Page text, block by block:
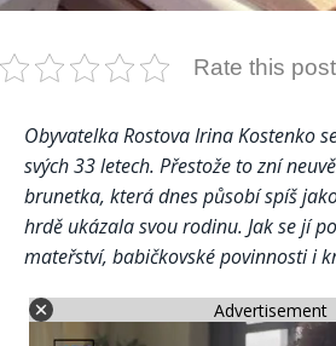
Rate this post
Obyvatelka Rostova Irina Kostenko
svých 33 letech. Přestože to zní
brunetka, která dnes působí spíš
hrdě ukázala svou rodinu. Jak se jí
mateřství, babičkovské povinnosti i
Advertisement